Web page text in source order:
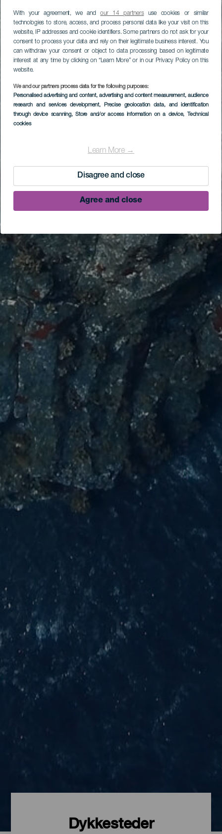
With your agreement, we andour 14 partnersuse cookies or similar
technologies to store, access, and process personal data like your visit on this
website, IP addresses and cookie identifiers. Some partners do not ask for your
consent to process your data and rely on their legitimate business interest. You
can withdraw your consent or object to data processing based on legitimate
interest at any time by clicking on “Learn More” or in our Privacy Policy on this
website.
We and our partners process data for the following purposes:
Personalised advertising and content, advertising and content measurement, audience
research and services development, Precise geolocation data, and identification
through device scanning, Store and/or access information on a device, Technical
cookies
Learn More →
Disagree and close
Agree and close
Dykkesteder